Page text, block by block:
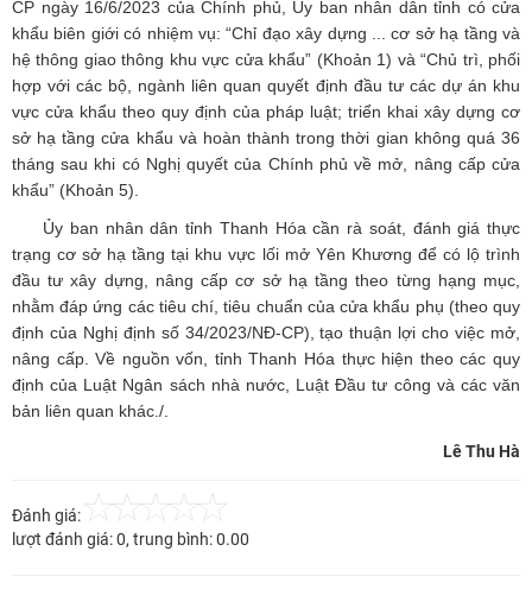
CP ngày 16/6/2023 của Chính phủ, Ủy ban nhân dân tỉnh có cửa
khẩu biên giới có nhiệm vụ: “Chỉ đạo xây dựng ... cơ sở hạ tầng và
hệ thông giao thông khu vực cửa khẩu” (Khoản 1) và “Chủ trì, phối
hợp với các bộ, ngành liên quan quyết định đầu tư các dự án khu
vực cửa khẩu theo quy định của pháp luật; triển khai xây dựng cơ
sở hạ tầng cửa khẩu và hoàn thành trong thời gian không quá 36
tháng sau khi có Nghị quyết của Chính phủ về mở, nâng cấp cửa
khẩu” (Khoản 5).
Ủy ban nhân dân tỉnh Thanh Hóa cần rà soát, đánh giá thực
trạng cơ sở hạ tầng tại khu vực lối mở Yên Khương để có lộ trình
đầu tư xây dựng, nâng cấp cơ sở hạ tầng theo từng hạng mục,
nhằm đáp ứng các tiêu chí, tiêu chuẩn của cửa khẩu phụ (theo quy
định của Nghị định số 34/2023/NĐ-CP), tạo thuận lợi cho việc mở,
nâng cấp. Về nguồn vốn, tỉnh Thanh Hóa thực hiện theo các quy
định của Luật Ngân sách nhà nước, Luật Đầu tư công và các văn
bản liên quan khác./.
Lê Thu Hà
Đánh giá:
lượt đánh giá:0, trung bình:0.00